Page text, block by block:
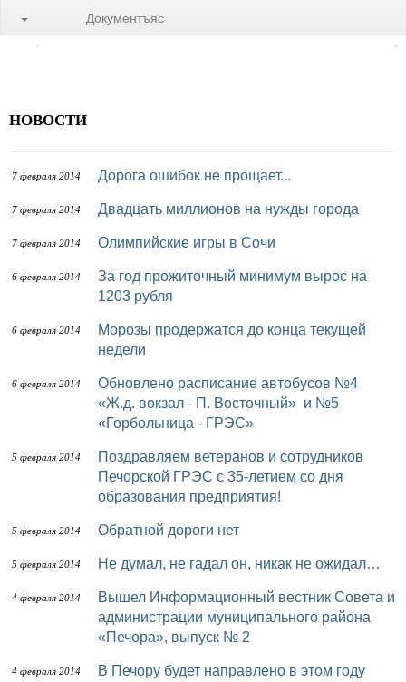
Документъяс
НОВОСТИ
7 февраля 2014 Дорога ошибок не прощает...
7 февраля 2014 Двадцать миллионов на нужды города
7 февраля 2014 Олимпийские игры в Сочи
6 февраля 2014
За год прожиточный минимум вырос на
1203 рубля
6 февраля 2014
Морозы продержатся до конца текущей
недели
6 февраля 2014
Обновлено расписание автобусов №4
«Ж.д. вокзал - П. Восточный» и №5
«Горбольница - ГРЭС»
5 февраля 2014
Поздравляем ветеранов и сотрудников
Печорской ГРЭС с 35-летием со дня
образования предприятия!
5 февраля 2014 Обратной дороги нет
5 февраля 2014 Не думал, не гадал он, никак не ожидал…
4 февраля 2014
Вышел Информационный вестник Совета и
администрации муниципального района
«Печора», выпуск № 2
4 февраля 2014
В Печору будет направлено в этом году